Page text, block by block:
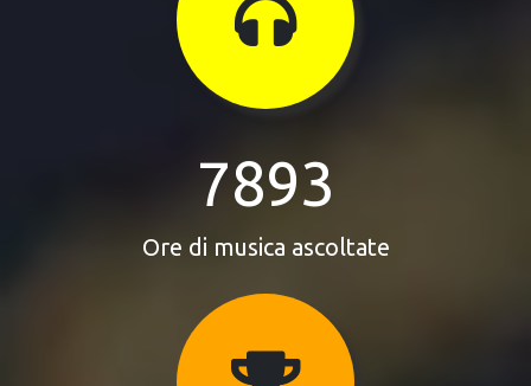
7893
Ore di musica ascoltate